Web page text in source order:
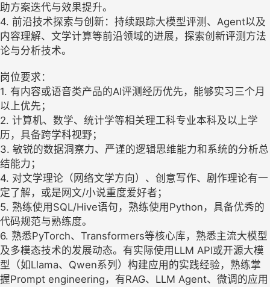
助方案迭代与效果提升。
4. 前沿技术探索与创新：持续跟踪大模型评测、Agent以及
内容理解、文学计算等前沿领域的进展，探索创新评测方法
论与分析技术。
岗位要求：
1. 有内容或语音类产品的AI评测经历优先，能够实习三个月
以上优先；
2. 计算机、数学、统计学等相关理工科专业本科及以上学
历，具备跨学科视野；
3. 敏锐的数据洞察力、严谨的逻辑思维能力和系统的分析总
结能力；
4. 对文学理论（网络文学方向）、创意写作、剧作理论有一
定了解，或是网文/小说重度爱好者；
5. 熟练使用SQL/Hive语句，熟练使用Python，具备优秀的
代码规范与熟练度。
6. 熟悉PyTorch、Transformers等核心库，熟悉主流大模型
及多模态技术的发展动态。有实际使用LLM API或开源大模
型（如Llama、Qwen系列）构建应用的实践经验，熟练掌
握Prompt engineering，有RAG、LLM Agent、微调的应用